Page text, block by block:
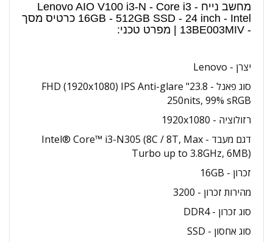
מחשב נייח Lenovo AIO V100 i3-N - Core i3 -
16GB - 512GB SSD - 24 inch - Intel כרטיס מסך
- 13BE003MIV | מפרט טכני:
יצרן - Lenovo
סוג פאנל - 23.8" FHD (1920x1080) IPS Anti-glare
250nits, 99% sRGB
רזולוציה - 1920x1080
דגם מעבד - Intel® Core™ i3-N305 (8C / 8T, Max
Turbo up to 3.8GHz, 6MB)
זכרון - 16GB
מהירות זכרון - 3200
סוג זכרון - DDR4
סוג אחסון - SSD